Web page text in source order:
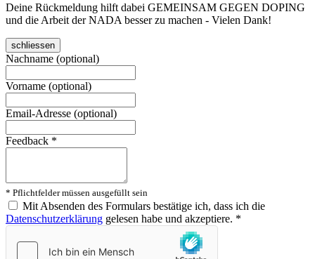
Deine Rückmeldung hilft dabei GEMEINSAM GEGEN DOPING
und die Arbeit der NADA besser zu machen - Vielen Dank!
schliessen
Nachname (optional)
Vorname (optional)
Email-Adresse (optional)
Feedback *
* Pflichtfelder müssen ausgefüllt sein
Mit Absenden des Formulars bestätige ich, dass ich die
Datenschutzerklärung gelesen habe und akzeptiere. *